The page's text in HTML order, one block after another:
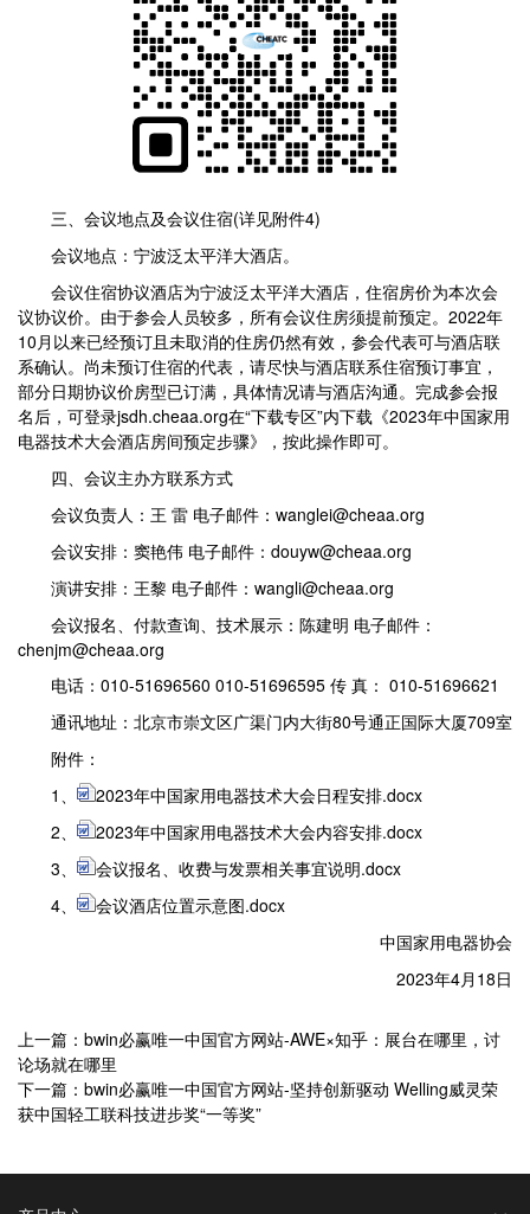
三、会议地点及会议住宿(详见附件4)
会议地点：宁波泛太平洋大酒店。
会议住宿协议酒店为宁波泛太平洋大酒店，住宿房价为本次会
议协议价。由于参会人员较多，所有会议住房须提前预定。2022年
10月以来已经预订且未取消的住房仍然有效，参会代表可与酒店联
系确认。尚未预订住宿的代表，请尽快与酒店联系住宿预订事宜，
部分日期协议价房型已订满，具体情况请与酒店沟通。完成参会报
名后，可登录jsdh.cheaa.org在“下载专区”内下载《2023年中国家用
电器技术大会酒店房间预定步骤》，按此操作即可。
四、会议主办方联系方式
会议负责人：王 雷 电子邮件：wanglei@cheaa.org
会议安排：窦艳伟 电子邮件：douyw@cheaa.org
演讲安排：王黎 电子邮件：wangli@cheaa.org
会议报名、付款查询、技术展示：陈建明 电子邮件：
chenjm@cheaa.org
电话：010-51696560 010-51696595 传 真： 010-51696621
通讯地址：北京市崇文区广渠门内大街80号通正国际大厦709室
附件：
1、
2023年中国家用电器技术大会日程安排.docx
2、
2023年中国家用电器技术大会内容安排.docx
3、
会议报名、收费与发票相关事宜说明.docx
4、
会议酒店位置示意图.docx
中国家用电器协会
2023年4月18日
上一篇：bwin必赢唯一中国官方网站-AWE×知乎：展台在哪里，讨
论场就在哪里
下一篇：bwin必赢唯一中国官方网站-坚持创新驱动 Welling威灵荣
获中国轻工联科技进步奖“一等奖”